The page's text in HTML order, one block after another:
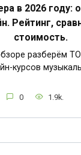
в 2026 году:
Рейтинг,
стоимость.
разберём
курсов
0 1.9k.